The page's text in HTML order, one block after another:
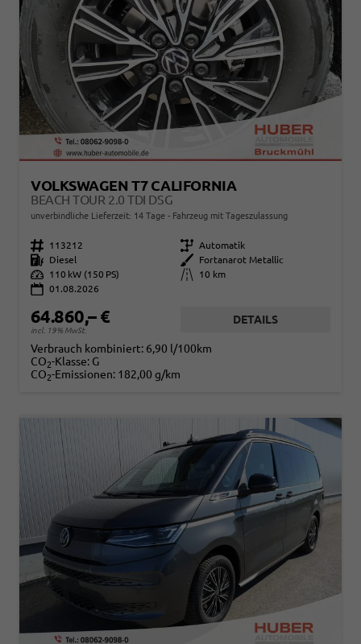
VOLKSWAGEN T7 CALIFORNIA
BEACH TOUR 2.0 TDI DSG
unverbindliche Lieferzeit: 14 Tage Fahrzeug mit Tageszulassung
Fahrzeugnr. 113212 Getriebe Automatik
Kraftstoff
Diesel Außenfarbe
Fortanarot Metallic
Leistung
110 kW (150 PS) Kilometerstand
10 km
01.08.2026
64.860,– €
incl. 19% MwSt.
DETAILS
Verbrauch kombiniert: 6,90 l/100km
CO2-Klasse: G
CO2-Emissionen: 182,00 g/km